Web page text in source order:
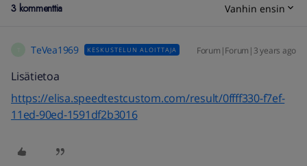
3 kommenttia Vanhin ensin
TeVea1969 KESKUSTELUN ALOITTAJA Forum|Forum|3 years ago
Lisätietoa
https://elisa.speedtestcustom.com/result/0ffff330-f7ef-
11ed-90ed-1591df2b3016